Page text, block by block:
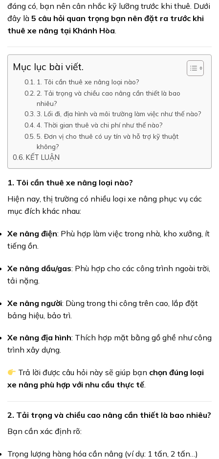
đáng có, bạn nên cân nhắc kỹ lưỡng trước khi thuê. Dưới
đây là 5 câu hỏi quan trọng bạn nên đặt ra trước khi
thuê xe nâng tại Khánh Hòa
Mục lục bài viết.
1. Tôi cần thuê xe nâng loại nào?
2. Tải trọng và chiều cao nâng cần thiết là bao
nhiêu?
3. Lối đi, địa hình và môi trường làm việc như thế nào?
4. Thời gian thuê và chi phí như thế nào?
5. Đơn vị cho thuê có uy tín và hỗ trợ kỹ thuật
không?
KẾT LUẬN
1. Tôi cần thuê xe nâng loại nào?
Hiện nay, thị trường có nhiều loại xe nâng phục vụ các
mục đích khác nhau:
Xe nâng điện: Phù hợp làm việc trong nhà, kho xưởng, ít
tiếng ồn.
Xe nâng dầu/gas: Phù hợp cho các công trình ngoài trời,
tải nặng.
Xe nâng người: Dùng trong thi công trên cao, lắp đặt
bảng hiệu, bảo trì.
Xe nâng địa hình: Thích hợp mặt bằng gồ ghề như công
trình xây dựng.
Trả lời được câu hỏi này sẽ giúp bạn chọn đúng loại
xe nâng phù hợp với nhu cầu thực tế.
2. Tải trọng và chiều cao nâng cần thiết là bao nhiêu?
Bạn cần xác định rõ:
Trọng lượng hàng hóa cần nâng (ví dụ: 1 tấn, 2 tấn…)